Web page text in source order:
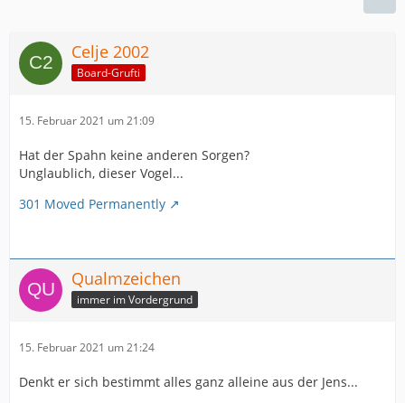
Celje 2002
Board-Grufti
15. Februar 2021 um 21:09
Hat der Spahn keine anderen Sorgen?
Unglaublich, dieser Vogel...
301 Moved Permanently
Qualmzeichen
immer im Vordergrund
15. Februar 2021 um 21:24
Denkt er sich bestimmt alles ganz alleine aus der Jens...